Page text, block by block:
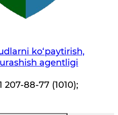
ko‘paytirish,
agentligi
207-88-77 (1010);